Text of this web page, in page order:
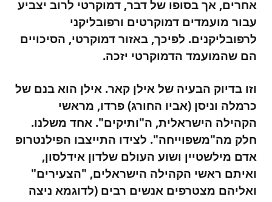
אחרים, אך בסופו של דבר, דמוקרטי לרוב יצביע
עבור מועמדים דמוקרטים ורפובליקני
לרפובליקנים. לפיכך, באזור דמוקרטי, הסיכויים
הם שהמועמד הדמוקרטי יזכה.
וזו בדיוק הבעיה של אילן קאר. אילן הוא בנם של
כרמלה וניסן (אביו החורג) פרדו, מראשי
הקהילה הישראלית, ה"ותיקים". אחד משלנו.
חלק מה"משפוייחה". לצידו התייצבו הפילנטרופ
אדם מילשטיין ושוע העולם שלדון אידלסון,
ואיתם ראשי הקהילה הישראלים, "הצעירים"
ואליהם מצטרפים אנשים רבים (לדוגמא ניצה